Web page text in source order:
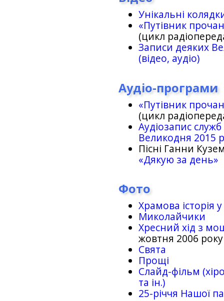
Унікальні
«Путівник
(цикл
Записи деяких
(відео, аудіо)
Аудіо-програми
«Путівник
(цикл
Аудіозапис
Великодня 2015
Пісні Ганни
«Дякую за день»
Фото
Храмова історія
Миколайчики
Хресний хід з
жовтня 2006 року
Свята
Прощі
Слайд-фільм
та ін.)
25-рiччя Нашої